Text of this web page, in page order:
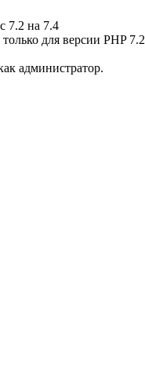
7.2 на 7.4
для версии PHP 7.2
администратор.